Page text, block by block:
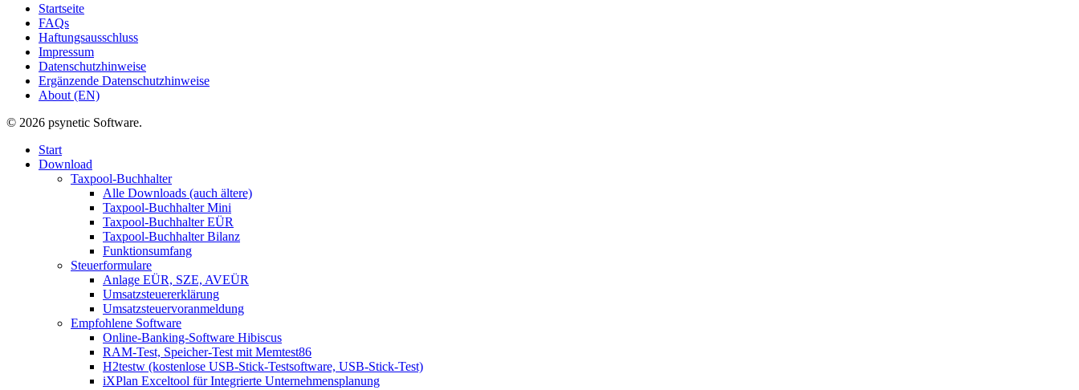
Startseite
FAQs
Haftungsausschluss
Impressum
Datenschutzhinweise
Ergänzende Datenschutzhinweise
About (EN)
© 2026 psynetic Software.
Start
Download
Taxpool-Buchhalter
Alle Downloads (auch ältere)
Taxpool-Buchhalter Mini
Taxpool-Buchhalter EÜR
Taxpool-Buchhalter Bilanz
Funktionsumfang
Steuerformulare
Anlage EÜR, SZE, AVEÜR
Umsatzsteuererklärung
Umsatzsteuervoranmeldung
Empfohlene Software
Online-Banking-Software Hibiscus
RAM-Test, Speicher-Test mit Memtest86
H2testw (kostenlose USB-Stick-Testsoftware, USB-Stick-Test)
iXPlan Exceltool für Integrierte Unternehmensplanung